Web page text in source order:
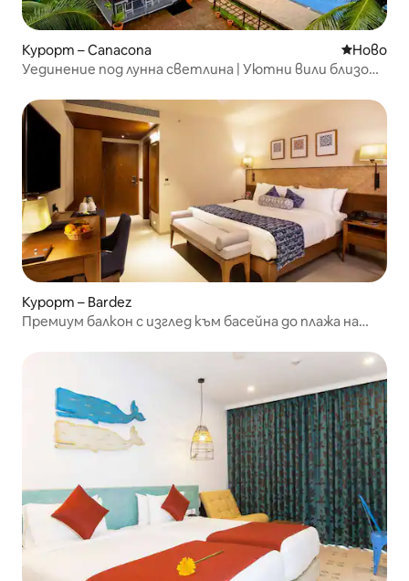
Курорт – Canacona Ново
Ново
Уединение под лунна светлина | Уютни вили близо
Курорт – Bardez
Премиум балкон с изглед към басейна до плажа на